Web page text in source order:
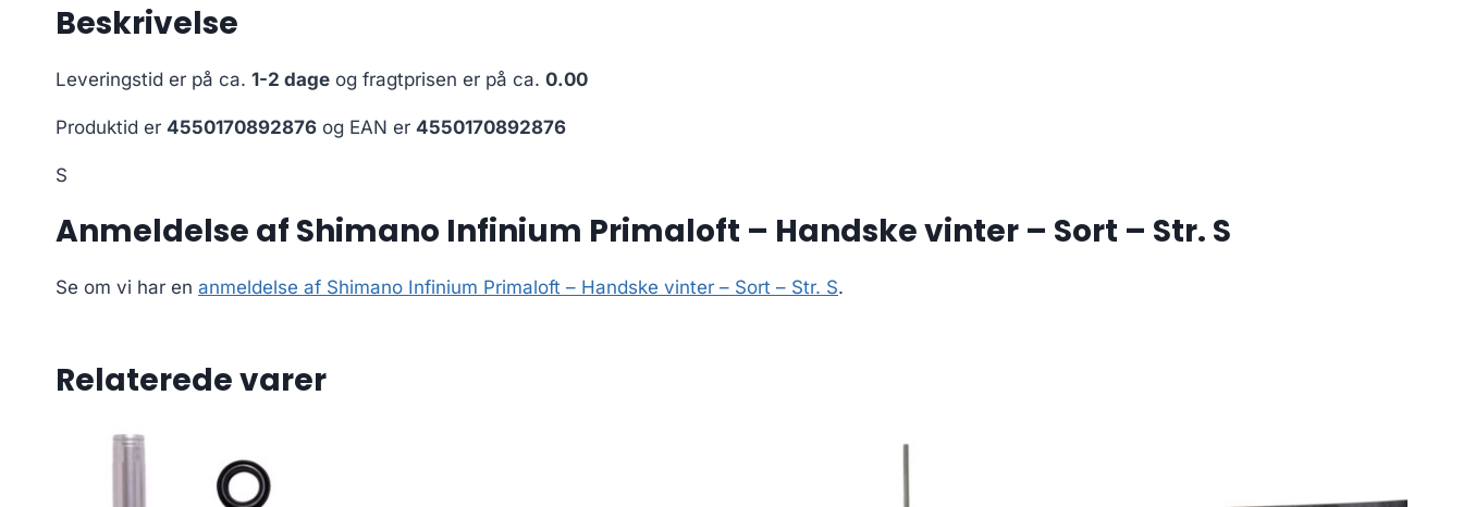
Beskrivelse
Leveringstid er på ca. 1-2 dage og fragtprisen er på ca. 0.00
Produktid er 4550170892876 og EAN er 4550170892876
S
Anmeldelse af Shimano Infinium Primaloft – Handske vinter – Sort – Str. S
Se om vi har en anmeldelse af Shimano Infinium Primaloft – Handske vinter – Sort – Str. S.
Relaterede varer